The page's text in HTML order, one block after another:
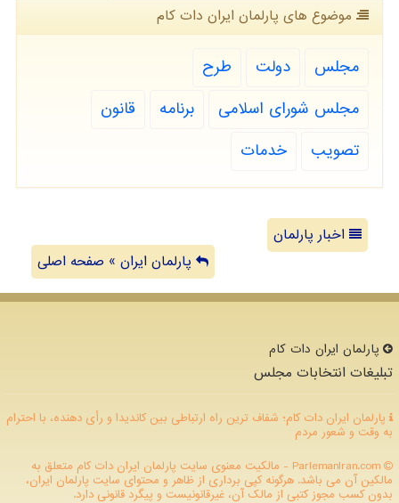
موضوع های پارلمان ایران دات كام
مجلس دولت
طرح
مجلس شورای اسلامی
برنامه
قانون
تصویب
خدمات
اخبار پارلمان
پارلمان ایران » صفحه اصلی
پارلمان ایران دات كام
تبلیغات انتخابات مجلس
پارلمان ایران دات کام؛ شفاف ترین راه ارتباطی بین کاندیدا و رأی دهنده، با احترام
به وقت و شعور مردم
ParlemanIran.com - مالکیت معنوی سایت پارلمان ایران دات كام متعلق به
مالکین آن می باشد. هرگونه کپی برداری از ظاهر و محتوای سایت پارلمان ایران،
بدون کسب مجوز کتبی از مالک آن، غیرقانونیست و پیگرد قانونی دارد.